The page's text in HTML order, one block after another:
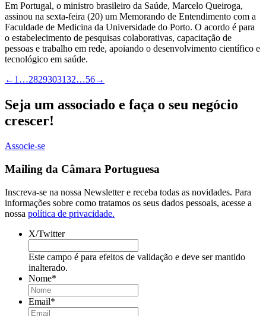
Em Portugal, o ministro brasileiro da Saúde, Marcelo Queiroga,
assinou na sexta-feira (20) um Memorando de Entendimento com a
Faculdade de Medicina da Universidade do Porto. O acordo é para
o estabelecimento de pesquisas colaborativas, capacitação de
pessoas e trabalho em rede, apoiando o desenvolvimento científico e
tecnológico em saúde.
← 1 …2829303132…56→
Seja um associado e faça o seu negócio
crescer!
Associe-se
Mailing da Câmara Portuguesa
Inscreva-se na nossa Newsletter e receba todas as novidades. Para
informações sobre como tratamos os seus dados pessoais, acesse a
nossa política de privacidade.
X/Twitter
Este campo é para efeitos de validação e deve ser mantido
inalterado.
Nome*
Email*